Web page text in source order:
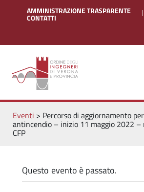
AMMINISTRAZIONE TRASPARENTE
CONTATTI
Eventi > Percorso di aggiornamento
antincendio – inizio 11 maggio 2022 –
CFP
Questo evento è passato.